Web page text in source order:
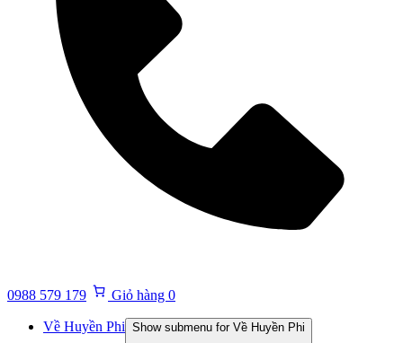
0988 579 179 Giỏ hàng 0
Về Huyền Phi Show submenu for Về Huyền Phi